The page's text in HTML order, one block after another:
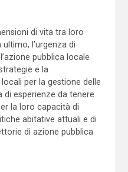
di vita tra loro
l’urgenza di
pubblica locale
e la
per la gestione delle
di esperienze da tenere
la loro capacità di
abitative attuali e di
di azione pubblica